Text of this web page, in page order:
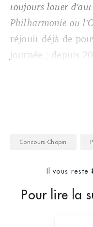
toujours louer
Philharmonie ou
réjouit déjà de
journée ; depuis
Concours Chopin
Il vous reste
Pour lire la